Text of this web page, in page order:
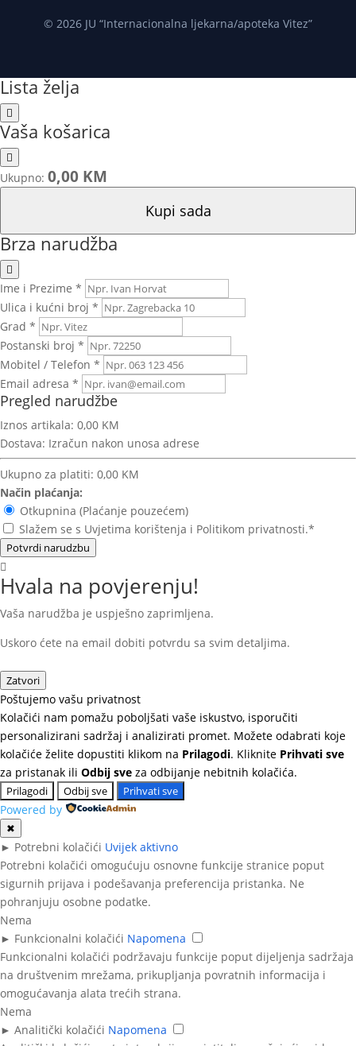
© 2026 JU “Internacionalna ljekarna/apoteka Vitez”
Lista želja
Vaša košarica
Ukupno: 0,00 KM
Kupi sada
Brza narudžba
Ime i Prezime *
Ulica i kućni broj *
Grad *
Postanski broj *
Mobitel / Telefon *
Email adresa *
Pregled narudžbe
Iznos artikala: 0,00 KM
Dostava: Izračun nakon unosa adrese
Ukupno za platiti: 0,00 KM
Način plaćanja:
Otkupnina (Plaćanje pouzećem)
Slažem se s Uvjetima korištenja i Politikom privatnosti.*
Potvrdi narudzbu
Hvala na povjerenju!
Vaša narudžba je uspješno zaprimljena.
Uskoro ćete na email dobiti potvrdu sa svim detaljima.
Zatvori
Poštujemo vašu privatnost
Kolačići nam pomažu poboljšati vaše iskustvo, isporučiti
personalizirani sadržaj i analizirati promet. Možete odabrati koje
kolačiće želite dopustiti klikom na Prilagodi. Kliknite Prihvati sve
za pristanak ili Odbij sve za odbijanje nebitnih kolačića.
Prilagodi Odbij sve Prihvati sve
Powered by
✖
► Potrebni kolačići Uvijek aktivno
Potrebni kolačići omogućuju osnovne funkcije stranice poput
sigurnih prijava i podešavanja preferencija pristanka. Ne
pohranjuju osobne podatke.
Nema
► Funkcionalni kolačići Napomena
Funkcionalni kolačići podržavaju funkcije poput dijeljenja sadržaja
na društvenim mrežama, prikupljanja povratnih informacija i
omogućavanja alata trećih strana.
Nema
► Analitički kolačići Napomena